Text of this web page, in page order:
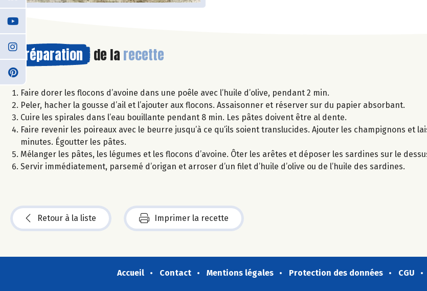
Préparation de la recette
Faire dorer les flocons d’avoine dans une poêle avec l’huile d’olive, pendant 2 min.
Peler, hacher la gousse d’ail et l’ajouter aux flocons. Assaisonner et réserver sur du papier absorbant.
Cuire les spirales dans l’eau bouillante pendant 8 min. Les pâtes doivent être al dente.
Faire revenir les poireaux avec le beurre jusqu’à ce qu’ils soient translucides. Ajouter les champignons et
minutes. Égoutter les pâtes.
Mélanger les pâtes, les légumes et les flocons d’avoine. Ôter les arêtes et déposer les sardines sur le
Servir immédiatement, parsemé d’origan et arroser d’un filet d’huile d’olive ou de l’huile des sardines.
Retour à la liste Imprimer la recette
Accueil Contact Mentions légales Protection des données CGU